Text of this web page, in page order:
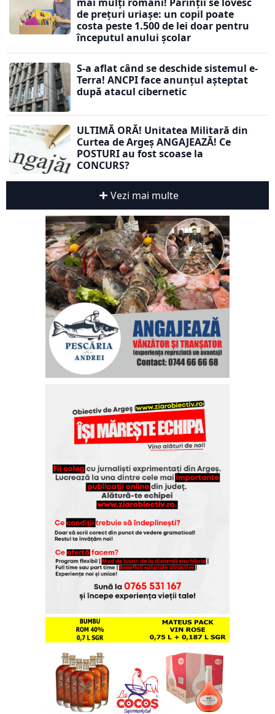
de prețuri uriașe: un copil poate
costa peste 1.500 de lei doar pentru
începutul anului școlar
S-a aflat când se deschide sistemul e-
Terra! ANCPI face anunțul așteptat
după atacul cibernetic
ULTIMĂ ORĂ! Unitatea Militară din
Curtea de Argeș ANGAJEAZĂ! Ce
POSTURI au fost scoase la
CONCURS?
Vezi mai multe